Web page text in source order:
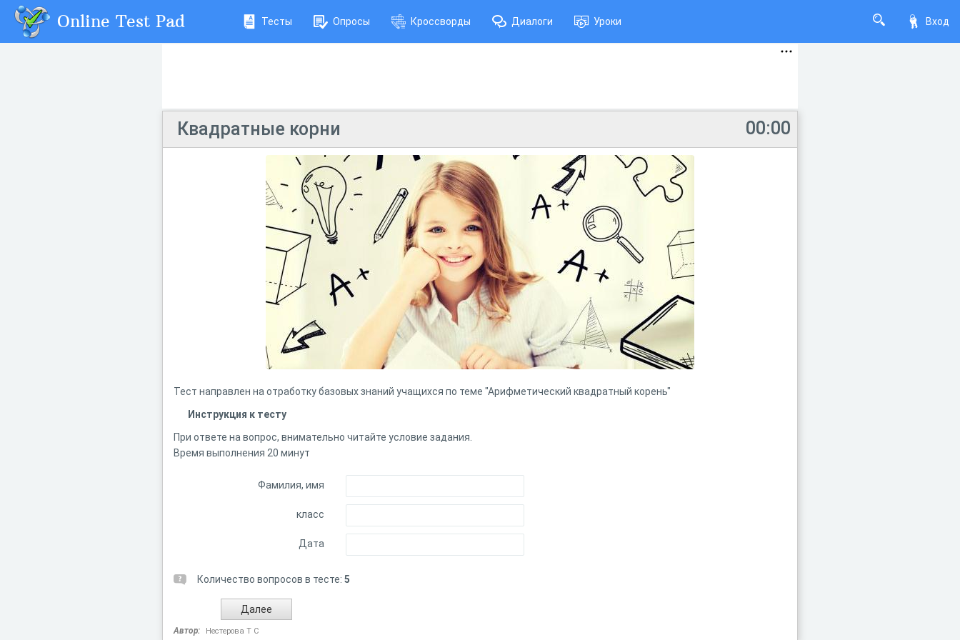
Вход
Online Test Pad Тесты Опросы Кроссворды Диалоги Уроки
00:00
Квадратные корни
Тест направлен на отработку базовых знаний учащихся по теме "Арифметический квадратный корень"
Инструкция к тесту
При ответе на вопрос, внимательно читайте условие задания.
Время выполнения 20 минут
Фамилия, имя
класс
Дата
Количество вопросов в тесте: 5
Автор: Нестерова Т С